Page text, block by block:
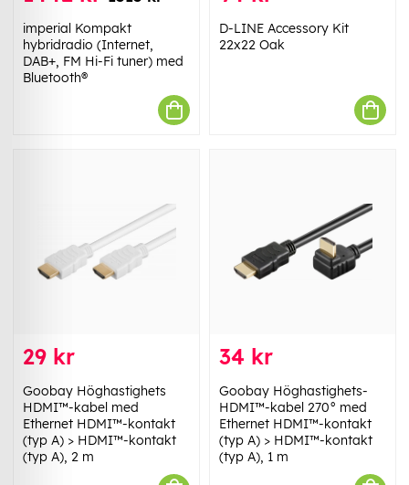
imperial Kompakt
hybridradio (Internet,
DAB+, FM Hi-Fi tuner) med
Bluetooth®
D-LINE Accessory Kit
22x22 Oak
29 kr
Goobay Höghastighets
HDMI™-kabel med
Ethernet HDMI™-kontakt
(typ A) > HDMI™-kontakt
(typ A), 2 m
34 kr
Goobay Höghastighets-
HDMI™-kabel 270° med
Ethernet HDMI™-kontakt
(typ A) > HDMI™-kontakt
(typ A), 1 m